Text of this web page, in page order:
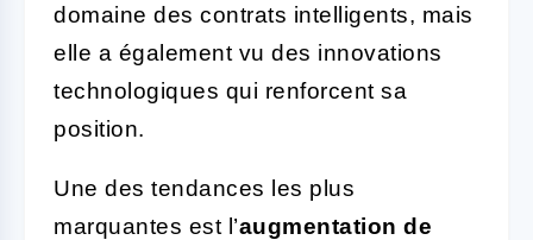
domaine des contrats intelligents, mais
elle a également vu des innovations
technologiques qui renforcent sa
position.
Une des tendances les plus
marquantes est l’augmentation de